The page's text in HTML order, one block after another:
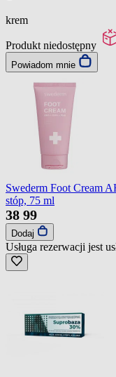
krem
Produkt niedostępny
Powiadom mnie
Swederm Foot Cream
stóp, 75 ml
38 99
Dodaj
Usługa rezerwacji jest